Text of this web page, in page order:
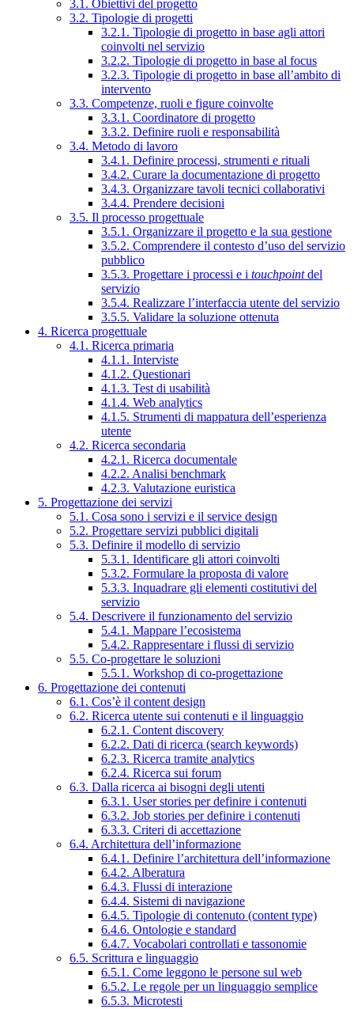
3.1. Obiettivi del progetto
3.2. Tipologie di progetti
3.2.1. Tipologie di progetto in base agli attori
coinvolti nel servizio
3.2.2. Tipologie di progetto in base al focus
3.2.3. Tipologie di progetto in base all’ambito di
intervento
3.3. Competenze, ruoli e figure coinvolte
3.3.1. Coordinatore di progetto
3.3.2. Definire ruoli e responsabilità
3.4. Metodo di lavoro
3.4.1. Definire processi, strumenti e rituali
3.4.2. Curare la documentazione di progetto
3.4.3. Organizzare tavoli tecnici collaborativi
3.4.4. Prendere decisioni
3.5. Il processo progettuale
3.5.1. Organizzare il progetto e la sua gestione
3.5.2. Comprendere il contesto d’uso del servizio
pubblico
3.5.3. Progettare i processi e i touchpointdel
servizio
3.5.4. Realizzare l’interfaccia utente del servizio
3.5.5. Validare la soluzione ottenuta
4. Ricerca progettuale
4.1. Ricerca primaria
4.1.1. Interviste
4.1.2. Questionari
4.1.3. Test di usabilità
4.1.4. Web analytics
4.1.5. Strumenti di mappatura dell’esperienza
utente
4.2. Ricerca secondaria
4.2.1. Ricerca documentale
4.2.2. Analisi benchmark
4.2.3. Valutazione euristica
5. Progettazione dei servizi
5.1. Cosa sono i servizi e il service design
5.2. Progettare servizi pubblici digitali
5.3. Definire il modello di servizio
5.3.1. Identificare gli attori coinvolti
5.3.2. Formulare la proposta di valore
5.3.3. Inquadrare gli elementi costitutivi del
servizio
5.4. Descrivere il funzionamento del servizio
5.4.1. Mappare l’ecosistema
5.4.2. Rappresentare i flussi di servizio
5.5. Co-progettare le soluzioni
5.5.1. Workshop di co-progettazione
6. Progettazione dei contenuti
6.1. Cos’è il content design
6.2. Ricerca utente sui contenuti e il linguaggio
6.2.1. Content discovery
6.2.2. Dati di ricerca (search keywords)
6.2.3. Ricerca tramite analytics
6.2.4. Ricerca sui forum
6.3. Dalla ricerca ai bisogni degli utenti
6.3.1. User stories per definire i contenuti
6.3.2. Job stories per definire i contenuti
6.3.3. Criteri di accettazione
6.4. Architettura dell’informazione
6.4.1. Definire l’architettura dell’informazione
6.4.2. Alberatura
6.4.3. Flussi di interazione
6.4.4. Sistemi di navigazione
6.4.5. Tipologie di contenuto (content type)
6.4.6. Ontologie e standard
6.4.7. Vocabolari controllati e tassonomie
6.5. Scrittura e linguaggio
6.5.1. Come leggono le persone sul web
6.5.2. Le regole per un linguaggio semplice
6.5.3. Microtesti